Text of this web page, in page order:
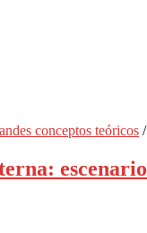
conceptos teóricos /